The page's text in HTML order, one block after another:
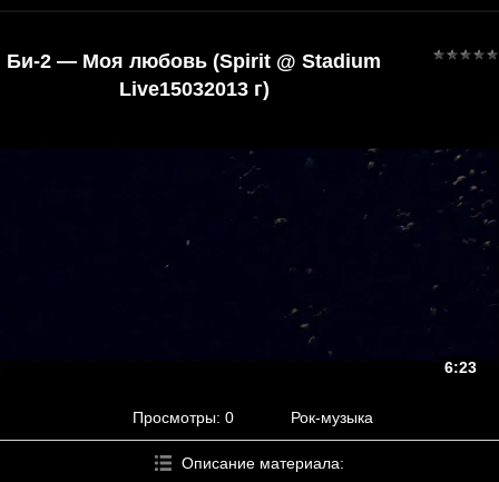
Би-2 — Моя любовь (Spirit @ Stadium
Live15032013 г)
6:23
Просмотры: 0 Рок-музыка
Описание материала: